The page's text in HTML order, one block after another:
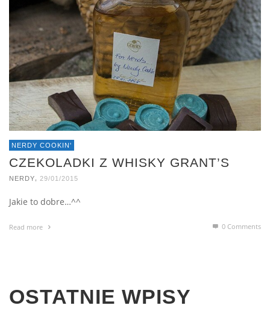
NERDY COOKIN'
CZEKOLADKI Z WHISKY GRANT’S
NERDY 29/01/2015
Jakie to dobre…^^
Read more 0 Comments
OSTATNIE WPISY